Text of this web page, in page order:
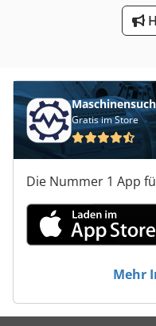
Gratis im Store
Die Nummer 1 App
Mehr